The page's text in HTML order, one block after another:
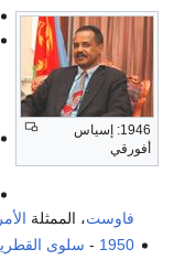
1946: إسياس
أفورقي
فاوست، الممثلة
1950
- سلوى